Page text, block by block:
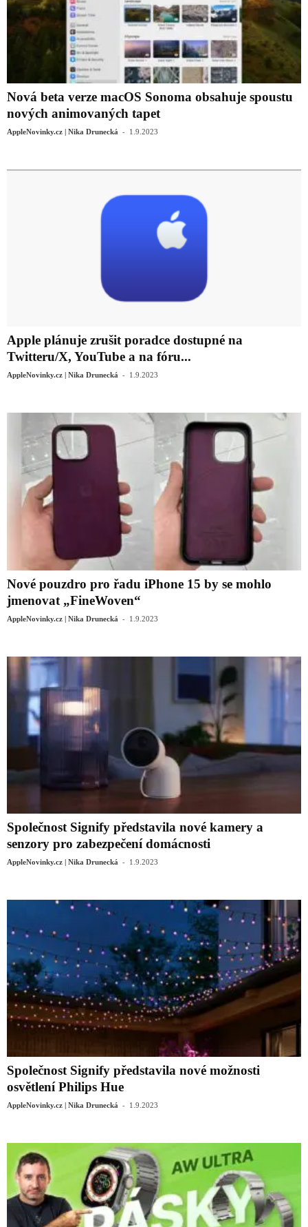
Nová beta verze macOS Sonoma obsahuje spoustu
nových animovaných tapet
AppleNovinky.cz | Nika Drunecká - 1.9.2023
Apple plánuje zrušit poradce dostupné na
Twitteru/X, YouTube a na fóru...
AppleNovinky.cz | Nika Drunecká - 1.9.2023
Nové pouzdro pro řadu iPhone 15 by se mohlo
jmenovat „FineWoven“
AppleNovinky.cz | Nika Drunecká - 1.9.2023
Společnost Signify představila nové kamery a
senzory pro zabezpečení domácnosti
AppleNovinky.cz | Nika Drunecká - 1.9.2023
Společnost Signify představila nové možnosti
osvětlení Philips Hue
AppleNovinky.cz | Nika Drunecká - 1.9.2023